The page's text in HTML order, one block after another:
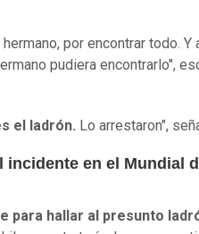
por encontrar todo. Y
pudiera encontrarlo",
el ladrón. Lo arrestaron",
incidente en el Mundial
para hallar al presunto